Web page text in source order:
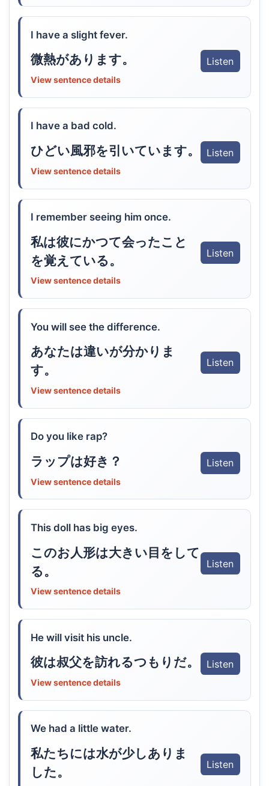
I have a slight fever.
微熱があります。 Listen
View sentence details
I have a bad cold.
ひどい風邪を引いています。 Listen
View sentence details
I remember seeing him once.
私は彼にかつて会ったこと
を覚えている。
Listen
View sentence details
You will see the difference.
あなたは違いが分かりま
す。
Listen
View sentence details
Do you like rap?
ラップは好き？ Listen
View sentence details
This doll has big eyes.
このお人形は大きい目をして
る。
Listen
View sentence details
He will visit his uncle.
彼は叔父を訪れるつもりだ。 Listen
View sentence details
We had a little water.
私たちには水が少しありま
した。
Listen